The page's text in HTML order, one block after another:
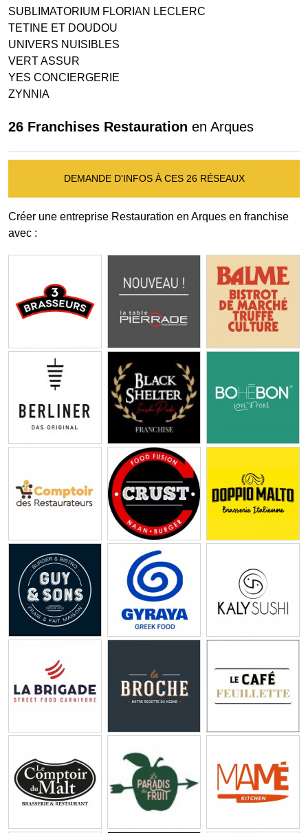
SUBLIMATORIUM FLORIAN LECLERC
TETINE ET DOUDOU
UNIVERS NUISIBLES
VERT ASSUR
YES CONCIERGERIE
ZYNNIA
26 Franchises Restauration en Arques
DEMANDE D'INFOS À CES 26 RÉSEAUX
Créer une entreprise Restauration en Arques en franchise
avec :